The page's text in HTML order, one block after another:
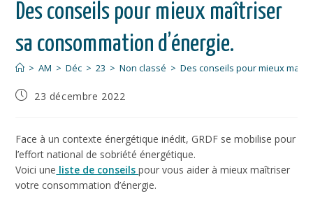
Des conseils pour mieux maîtriser
sa consommation d’énergie.
> AM > Déc > 23 > Non classé > Des conseils pour mieux
23 décembre 2022
Face à un contexte énergétique inédit, GRDF se mobilise pour
l’effort national de sobriété énergétique.
Voici une liste de conseilspour vous aider à mieux maîtriser
votre consommation d’énergie.